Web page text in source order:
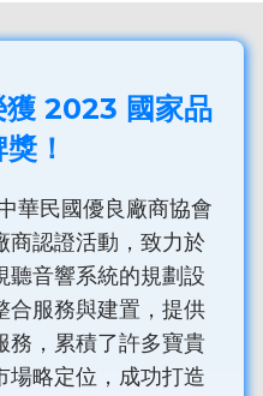
獲 2023 國家品
！
華民國優良廠商協會
商認證活動，致力於
聽音響系統的規劃設
合服務與建置，提供
務，累積了許多寶貴
場略定位，成功打造